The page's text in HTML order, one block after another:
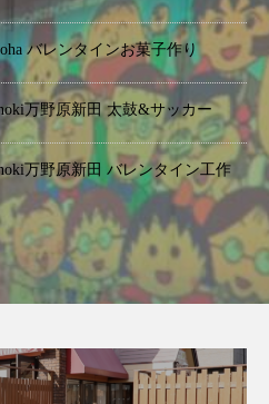
バレンタインお菓子作り
万野原新田 太鼓&サッカー
万野原新田 バレンタイン工作